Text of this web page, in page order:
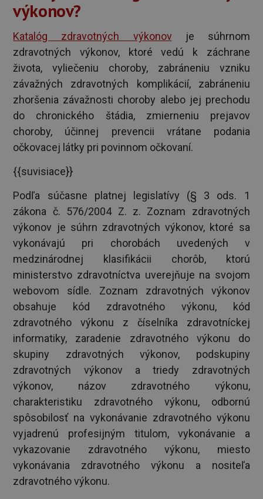
výkonov?
Katalóg zdravotných výkonovje súhrnom
zdravotných výkonov, ktoré vedú k záchrane
života, vyliečeniu choroby, zabráneniu vzniku
závažných zdravotných komplikácií, zabráneniu
zhoršenia závažnosti choroby alebo jej prechodu
do chronického štádia, zmierneniu prejavov
choroby, účinnej prevencii vrátane podania
očkovacej látky pri povinnom očkovaní.
{{suvisiace}}
Podľa súčasne platnej legislatívy (§ 3 ods. 1
zákona č. 576/2004 Z. z. Zoznam zdravotných
výkonov je súhrn zdravotných výkonov, ktoré sa
vykonávajú pri chorobách uvedených v
medzinárodnej klasifikácii chorôb, ktorú
ministerstvo zdravotníctva uverejňuje na svojom
webovom sídle. Zoznam zdravotných výkonov
obsahuje kód zdravotného výkonu, kód
zdravotného výkonu z číselníka zdravotníckej
informatiky, zaradenie zdravotného výkonu do
skupiny zdravotných výkonov, podskupiny
zdravotných výkonov a triedy zdravotných
výkonov, názov zdravotného výkonu,
charakteristiku zdravotného výkonu, odbornú
spôsobilosť na vykonávanie zdravotného výkonu
vyjadrenú profesijným titulom, vykonávanie a
vykazovanie zdravotného výkonu, miesto
vykonávania zdravotného výkonu a nositeľa
zdravotného výkonu.